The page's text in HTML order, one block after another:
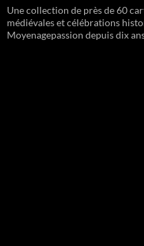
Une collection de près de 60
médiévales et célébrations
Moyenagepassion depuis dix